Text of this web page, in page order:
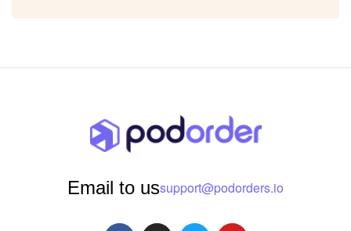
Email to ussupport@podorders.io